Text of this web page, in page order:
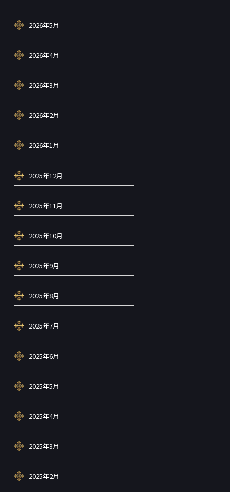
2026年5月
2026年4月
2026年3月
2026年2月
2026年1月
2025年12月
2025年11月
2025年10月
2025年9月
2025年8月
2025年7月
2025年6月
2025年5月
2025年4月
2025年3月
2025年2月